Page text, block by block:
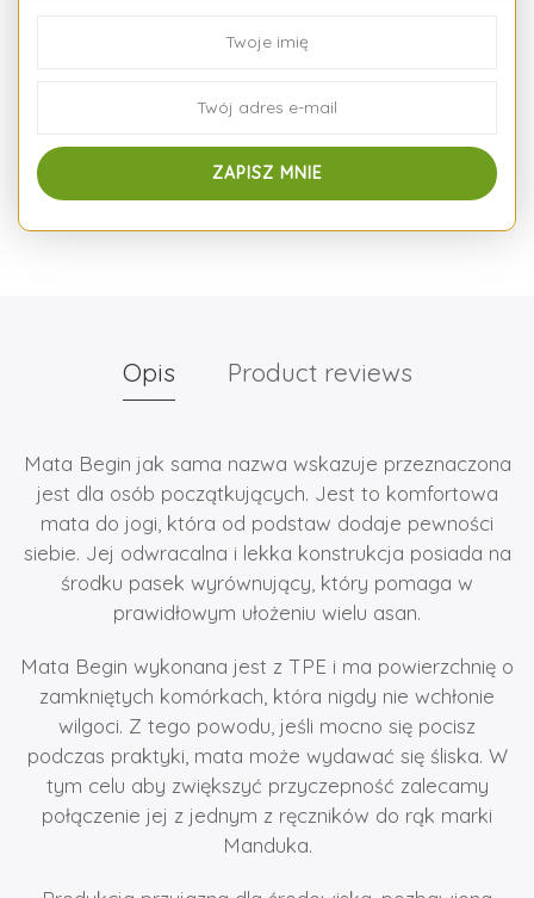
Opis Product reviews
Mata Begin jak sama nazwa wskazuje przeznaczona
jest dla osób początkujących. Jest to komfortowa
mata do jogi, która od podstaw dodaje pewności
siebie. Jej odwracalna i lekka konstrukcja posiada na
środku pasek wyrównujący, który pomaga w
prawidłowym ułożeniu wielu asan.
Mata Begin wykonana jest z TPE i ma powierzchnię o
zamkniętych komórkach, która nigdy nie wchłonie
wilgoci. Z tego powodu, jeśli mocno się pocisz
podczas praktyki, mata może wydawać się śliska. W
tym celu aby zwiększyć przyczepność zalecamy
połączenie jej z jednym z ręczników do rąk marki
Manduka.